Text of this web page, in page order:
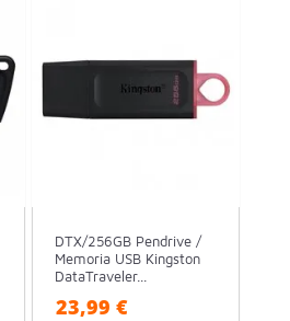
DTX/256GB Pendrive /
Memoria USB Kingston
DataTraveler...
23,99 €